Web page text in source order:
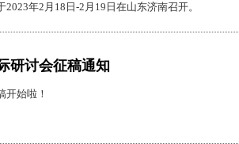
年2月18日-2月19日在山东济南召开。
研讨会征稿通知
开始啦！